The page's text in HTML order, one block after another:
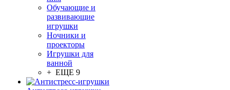
Обучающие и
развивающие
игрушки
Ночники и
проекторы
Игрушки для
ванной
+ ЕЩЕ 9